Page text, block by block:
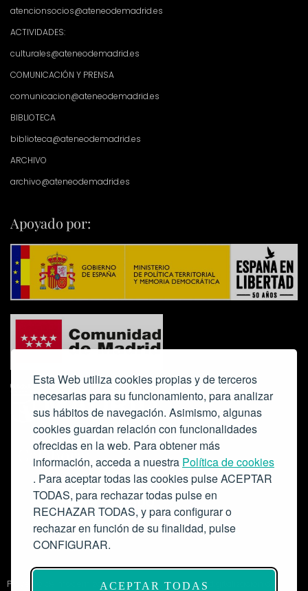
Esta Web utiliza cookies propias y de terceros
necesarias para su funcionamiento, para analizar
sus hábitos de navegación. Asimismo, algunas
cookies guardan relación con funcionalidades
ofrecidas en la web. Para obtener más
información, acceda a nuestra Política de cookies
. Para aceptar todas las cookies pulse ACEPTAR
TODAS, para rechazar todas pulse en
RECHAZAR TODAS, y para configurar o
rechazar en función de su finalidad, pulse
CONFIGURAR.
ACEPTAR TODAS
atencionsocios@ateneodemadrid.es
ACTIVIDADES:
culturales@ateneodemadrid.es
COMUNICACIÓN Y PRENSA
comunicacion@ateneodemadrid.es
BIBLIOTECA
biblioteca@ateneodemadrid.es
ARCHIVO
archivo@ateneodemadrid.es
Apoyado por:
Colabora:
Proyecto de modernización de infraestructuras y digitalización del